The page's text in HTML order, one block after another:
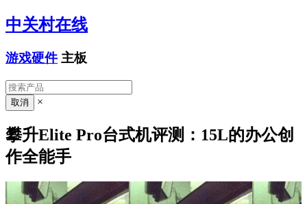
中关村在线
游戏硬件 主板
×
攀升Elite Pro台式机评测：15L的办公创
作全能手